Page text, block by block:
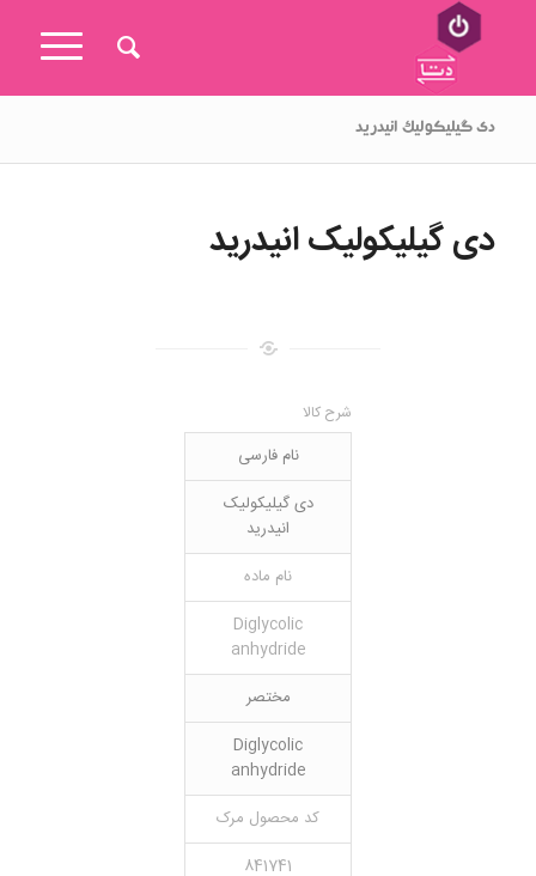
دی گیلیکولیک انیدرید
دی گیلیکولیک انیدرید
شرح کالا
نام فارسی
دی گیلیکولیک
انیدرید
نام ماده
Diglycolic
anhydride
مختصر
Diglycolic
anhydride
کد محصول مرک
841741